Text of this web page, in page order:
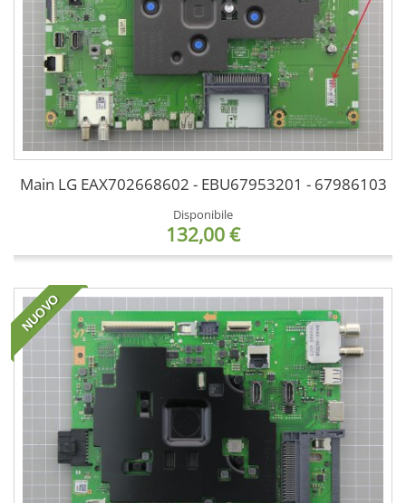
Main LG EAX702668602 - EBU67953201 - 67986103
Disponibile
132,00 €
NUOVO